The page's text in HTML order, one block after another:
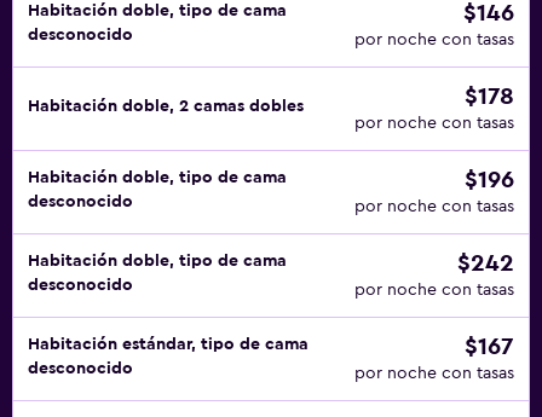
Habitación doble, tipo de cama
desconocido
$146
por noche con tasas
Habitación doble, 2 camas dobles $178
por noche con tasas
Habitación doble, tipo de cama
desconocido
$196
por noche con tasas
Habitación doble, tipo de cama
desconocido
$242
por noche con tasas
Habitación estándar, tipo de cama
desconocido
$167
por noche con tasas